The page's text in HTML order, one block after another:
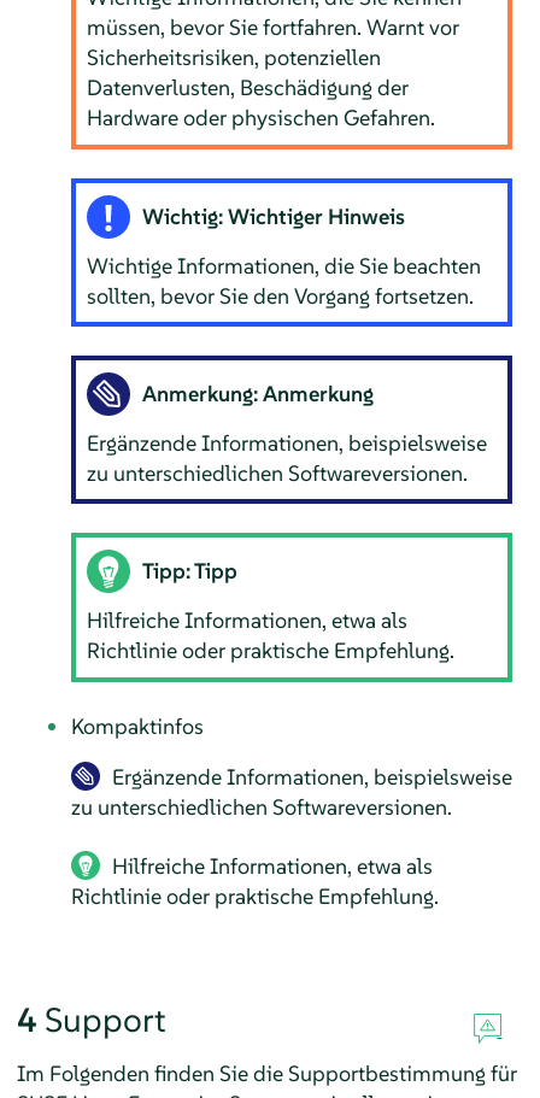
müssen, bevor Sie fortfahren. Warnt vor
Sicherheitsrisiken, potenziellen
Datenverlusten, Beschädigung der
Hardware oder physischen Gefahren.
Wichtig: Wichtiger Hinweis
Wichtige Informationen, die Sie beachten
sollten, bevor Sie den Vorgang fortsetzen.
Anmerkung: Anmerkung
Ergänzende Informationen, beispielsweise
zu unterschiedlichen Softwareversionen.
Tipp: Tipp
Hilfreiche Informationen, etwa als
Richtlinie oder praktische Empfehlung.
Kompaktinfos
Ergänzende Informationen, beispielsweise
zu unterschiedlichen Softwareversionen.
Hilfreiche Informationen, etwa als
Richtlinie oder praktische Empfehlung.
4 Support
Im Folgenden finden Sie die Supportbestimmung für